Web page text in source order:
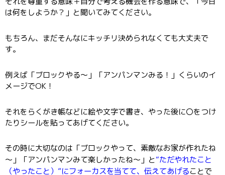
は何をしようか？」と聞いてみてください。
もちろん、まだそんなにキッチリ決められなくても大丈夫で
す。
例えば「ブロックやる～」「アンパンマンみる！」くらいのイ
メージでOK！
それをらくがき帳などに絵や文字で書き、やった後に〇をつけ
たりシールを貼ってあげてください。
その時に大切なのは「ブロックやって、素敵なお家が作れたね
～」「アンパンマンみて楽しかったね～」と“ただやれたこと
（やったこと）”にフォーカスを当てて、伝えてあげることで